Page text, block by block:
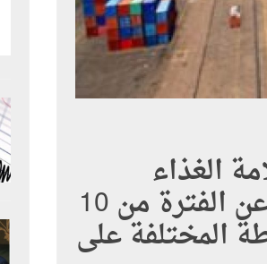
الغذاء
تقريره الأسبوعي الـ 17 لعام 2025، وذلك عن الفترة من 10
المختلفة على